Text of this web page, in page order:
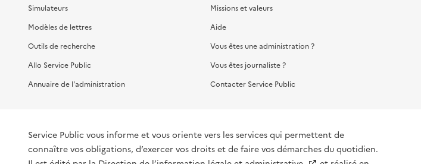
Simulateurs
Modèles de lettres
Outils de recherche
Allo Service Public
Annuaire de l'administration
Missions et valeurs
Aide
Vous êtes une administration ?
Vous êtes journaliste ?
Contacter Service Public
Service Public vous informe et vous oriente vers les services qui permettent de
connaître vos obligations, d’exercer vos droits et de faire vos démarches du quotidien.